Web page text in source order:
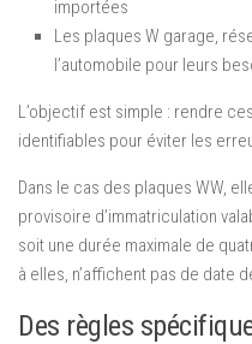
importées
Les plaques W garage,
l’automobile pour leurs
L’objectif est simple : rendre
identifiables pour éviter les
Dans le cas des plaques WW,
provisoire d’immatriculation
soit une durée maximale de
à elles, n’affichent pas de date
Des règles